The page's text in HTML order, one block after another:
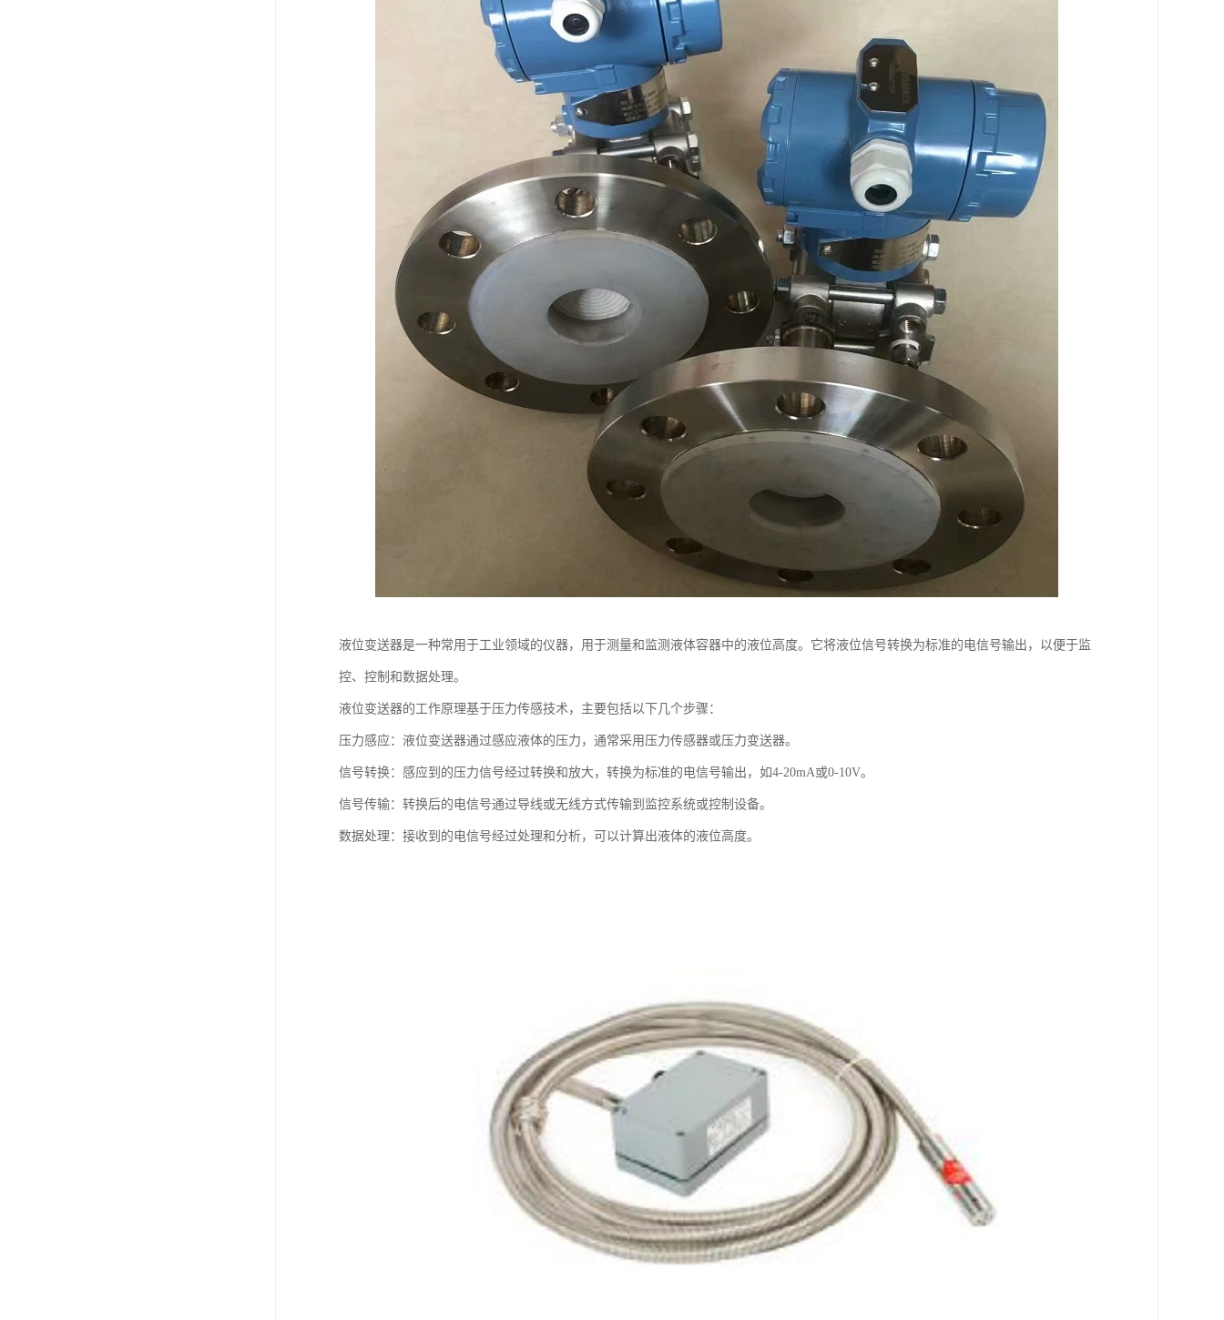
液位变送器是一种常用于工业领域的仪器，用于测量和监测液体容器中的液位高度。它将液位信号转换为标准的电信号输出，以便于监
控、控制和数据处理。
液位变送器的工作原理基于压力传感技术，主要包括以下几个步骤：
压力感应：液位变送器通过感应液体的压力，通常采用压力传感器或压力变送器。
信号转换：感应到的压力信号经过转换和放大，转换为标准的电信号输出，如4-20mA或0-10V。
信号传输：转换后的电信号通过导线或无线方式传输到监控系统或控制设备。
数据处理：接收到的电信号经过处理和分析，可以计算出液体的液位高度。